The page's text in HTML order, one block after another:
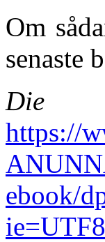
Om
senaste
Die
https://
ebook/